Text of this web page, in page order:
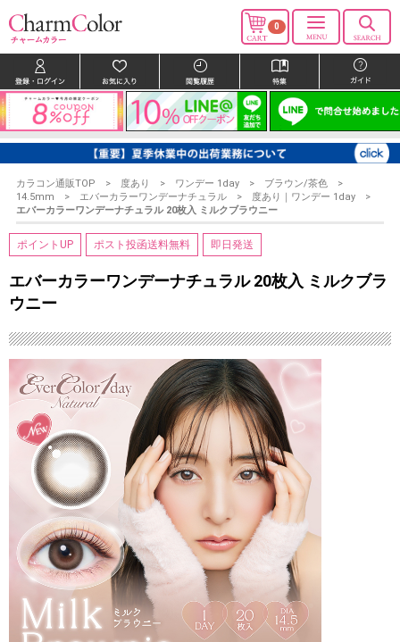
0
カラコン通販TOP 度あり ワンデー 1day
ブラウン/茶色
14.5mm
エバーカラーワンデーナチュラル
度あり｜ワンデー 1day
エバーカラーワンデーナチュラル 20枚入 ミルクブラウニー
ポイントUP ポスト投函送料無料 即日発送
エバーカラーワンデーナチュラル 20枚入 ミルクブラ
ウニー